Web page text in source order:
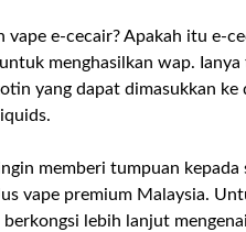
vape e-cecair? Apakah itu e-
menghasilkan wap.
yang dapat dimasukkan
memberi tumpuan
vape premium Malaysia.
berkongsi lebih lanjut